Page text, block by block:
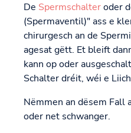
De Spermschalteroder
(Spermaventil)" ass e
chirurgesch an de
agesat gëtt. Et bleift
kann op oder
Schalter dréit, wéi e
Nëmmen an dësem Fall
oder net schwanger.